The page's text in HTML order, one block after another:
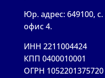
Юр. адрес: 649100,
офис 4.
ИНН 2211004424
КПП 0400010001
ОГРН 1052201375720